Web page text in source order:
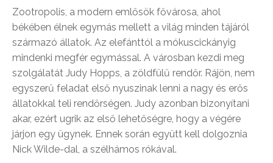
Zootropolis, a modern emlősök fővárosa, ahol
békében élnek egymás mellett a világ minden tájáról
származó állatok. Az elefánttól a mókuscickányig
mindenki megfér egymással. A városban kezdi meg
szolgálatát Judy Hopps, a zöldfülű rendőr. Rájön, nem
egyszerű feladat első nyuszinak lenni a nagy és erős
állatokkal teli rendőrségen. Judy azonban bizonyítani
akar, ezért ugrik az első lehetőségre, hogy a végére
járjon egy ügynek. Ennek során együtt kell dolgoznia
Nick Wilde-dal, a szélhámos rókával.